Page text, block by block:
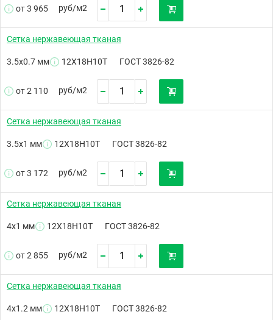
от 3 965 руб/м2
Сетка нержавеющая тканая
3.5х0.7 мм 12Х18Н10Т ГОСТ 3826-82
от 2 110 руб/м2
Сетка нержавеющая тканая
3.5х1 мм 12Х18Н10Т ГОСТ 3826-82
от 3 172 руб/м2
Сетка нержавеющая тканая
4х1 мм 12Х18Н10Т ГОСТ 3826-82
от 2 855 руб/м2
Сетка нержавеющая тканая
4х1.2 мм 12Х18Н10Т ГОСТ 3826-82